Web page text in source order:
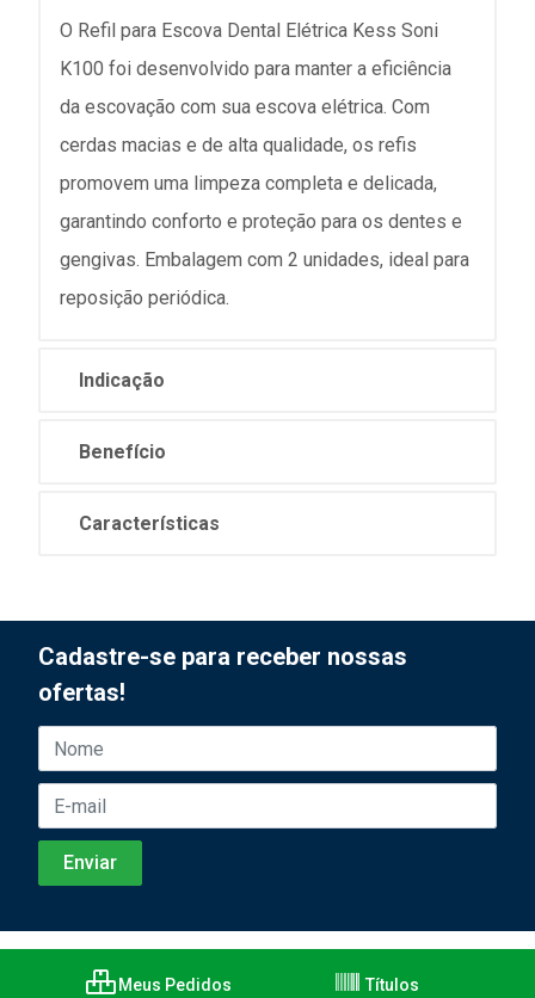
O Refil para Escova Dental Elétrica Kess Soni
K100 foi desenvolvido para manter a eficiência
da escovação com sua escova elétrica. Com
cerdas macias e de alta qualidade, os refis
promovem uma limpeza completa e delicada,
garantindo conforto e proteção para os dentes e
gengivas. Embalagem com 2 unidades, ideal para
reposição periódica.
Indicação
Benefício
Características
Cadastre-se para receber nossas
ofertas!
Meus Pedidos Títulos